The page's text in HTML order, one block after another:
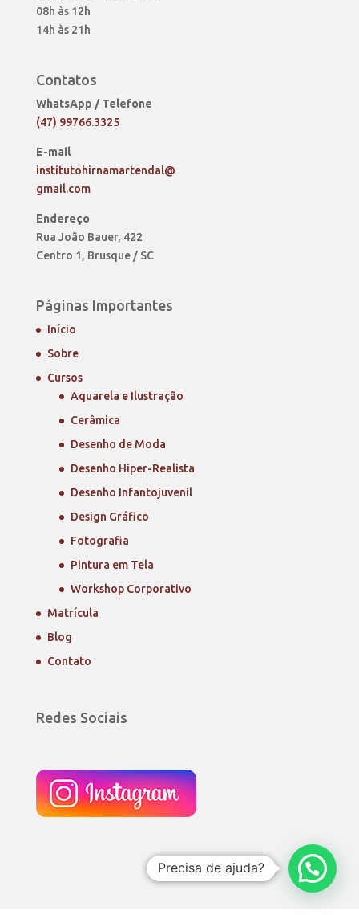
08h às 12h
14h às 21h
Contatos
WhatsApp / Telefone
(47) 99766.3325
E-mail
institutohirnamartendal@
gmail.com
Endereço
Rua João Bauer, 422
Centro 1, Brusque / SC
Páginas Importantes
Início
Sobre
Cursos
Aquarela e Ilustração
Cerâmica
Desenho de Moda
Desenho Hiper-Realista
Desenho Infantojuvenil
Design Gráfico
Fotografia
Pintura em Tela
Workshop Corporativo
Matrícula
Blog
Contato
Redes Sociais
Precisa de ajuda?